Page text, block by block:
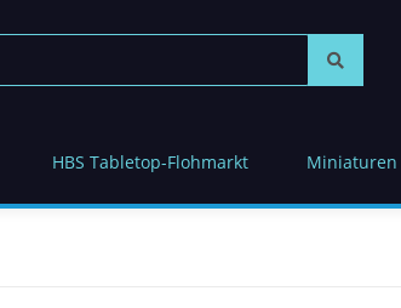
HBS Tabletop-Flohmarkt Miniaturen